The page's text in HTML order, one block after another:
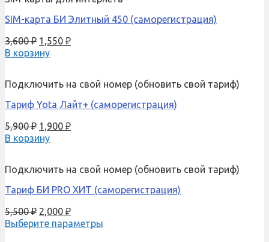
SIM-карта БИ Элитный 450 (саморегистрация)
3,600₽ 1,550 ₽
В корзину
Подключить на свой номер (обновить свой тариф)
Тариф Yota Лайт+ (саморегистрация)
5,900₽ 1,900 ₽
В корзину
Подключить на свой номер (обновить свой тариф)
Тариф БИ PRO ХИТ (саморегистрация)
5,500₽ 2,000 ₽
Выберите параметры